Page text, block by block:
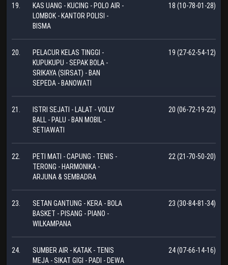
19.
KAS UANG - KUCING - POLO AIR -
LOMBOK - KANTOR POLISI -
BISMA
18 (10-78-01-28)
20.
PELACUR KELAS TINGGI -
KUPUKUPU - SEPAK BOLA -
SRIKAYA (SIRSAT) - BAN
SEPEDA - BANOWATI
19 (27-62-54-12)
21.
ISTRI SEJATI - LALAT - VOLLY
BALL - PALU - BAN MOBIL -
SETIAWATI
20 (06-72-19-22)
22.
PETI MATI - CAPUNG - TENIS -
TERONG - HARMONIKA -
ARJUNA & SEMBADRA
22 (21-70-50-20)
23.
SETAN GANTUNG - KERA - BOLA
BASKET - PISANG - PIANO -
WILKAMPANA
23 (30-84-81-34)
24.
SUMBER AIR - KATAK - TENIS
MEJA - SIKAT GIGI - PADI - DEWA
24 (07-66-14-16)